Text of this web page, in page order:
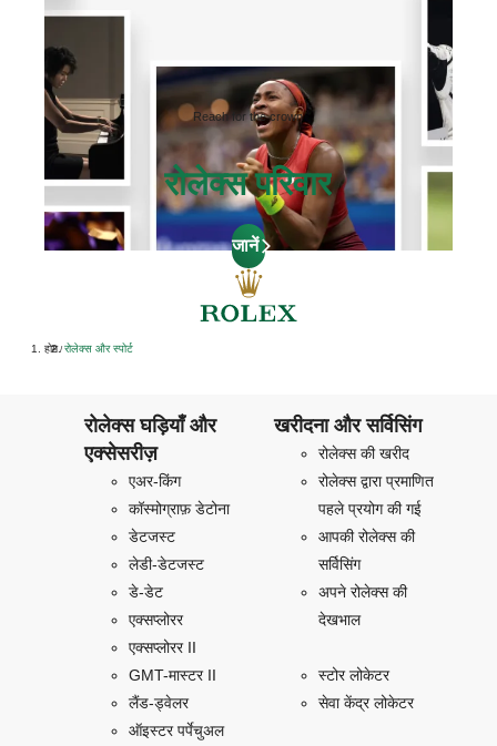
Reach for the crown
रोलेक्स परिवार
जानें
होम/ रोलेक्स और स्पोर्ट
रोलेक्स घड़ियाँ और
एक्सेसरीज़
एअर-किंग
कॉस्मोग्राफ़ डेटोना
डेटजस्ट
लेडी-डेटजस्ट
डे-डेट
एक्सप्लोरर
एक्सप्लोरर II
GMT-मास्टर II
लैंड-ड्वेलर
ऑइस्टर पर्पेचुअल
खरीदना और सर्विसिंग
रोलेक्स की खरीद
रोलेक्स द्वारा प्रमाणित
पहले प्रयोग की गई
आपकी रोलेक्स की
सर्विसिंग
अपने रोलेक्स की
देखभाल
स्टोर लोकेटर
सेवा केंद्र लोकेटर